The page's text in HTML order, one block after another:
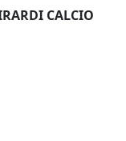
CALCIO